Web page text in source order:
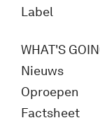
Label
WHAT'S
Nieuws
Oproepen
Factsheet